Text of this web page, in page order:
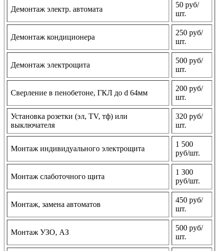
Демонтаж электр. автомата
50 руб/
шт.
Демонтаж кондиционера
250 руб/
шт.
Демонтаж электрощита
500 руб/
шт.
Сверление в пенобетоне, ГКЛ до d 64мм
200 руб/
шт.
Установка розетки (эл, TV, тф) или
выключателя
320 руб/
шт.
Монтаж индивидуального электрощита
1 500
руб/шт.
Монтаж слаботочного щита
1 300
руб/шт.
Монтаж, замена автоматов
450 руб/
шт.
Монтаж УЗО, АЗ
500 руб/
шт.